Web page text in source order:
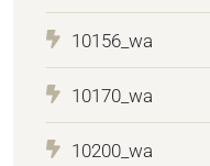
10156_wa
10170_wa
10200_wa